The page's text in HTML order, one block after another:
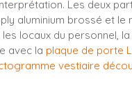
Les deux
aluminium brossé et le
les locaux du personnel,
avec la plaque de porte
vestiaire